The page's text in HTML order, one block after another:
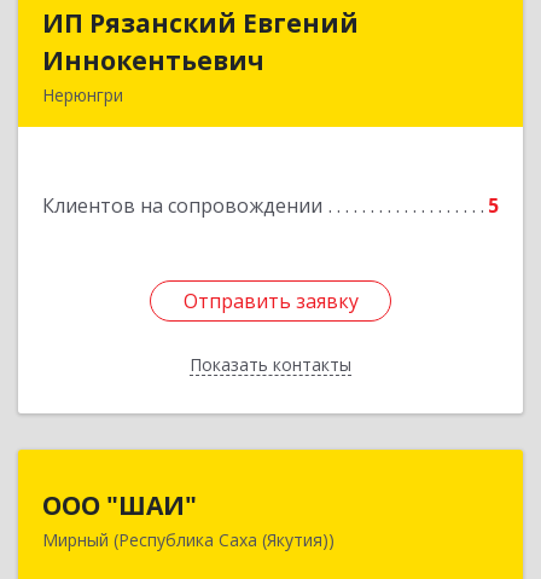
ИП Рязанский Евгений
Иннокентьевич
Нерюнгри
Клиентов на сопровождении 5
Отправить заявку
Показать контакты
ИП Рязанский Евгений
Подробнее
Отправить заявку
Назад
ООО "ШАИ"
Мирный (Республика Саха (Якутия))
678175, Республика Саха (Якутия), у.